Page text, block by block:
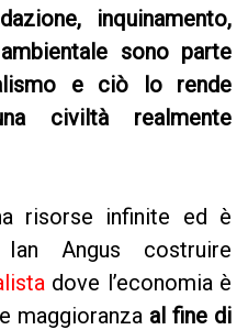
inquinamento,
sono parte
e ciò lo rende
civiltà realmente
risorse infinite ed è
Angus costruire
dove l’economia è
maggioranza al fine di